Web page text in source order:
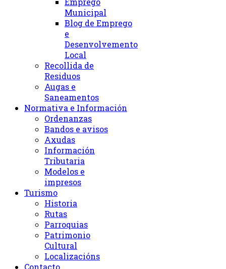
Municipal
Blog de Emprego
e
Desenvolvemento
Local
Recollida de
Residuos
Augas e
Saneamentos
Normativa e Información
Ordenanzas
Bandos e avisos
Axudas
Información
Tributaria
Modelos e
impresos
Turismo
Historia
Rutas
Parroquias
Patrimonio
Cultural
Localizacións
Contacto